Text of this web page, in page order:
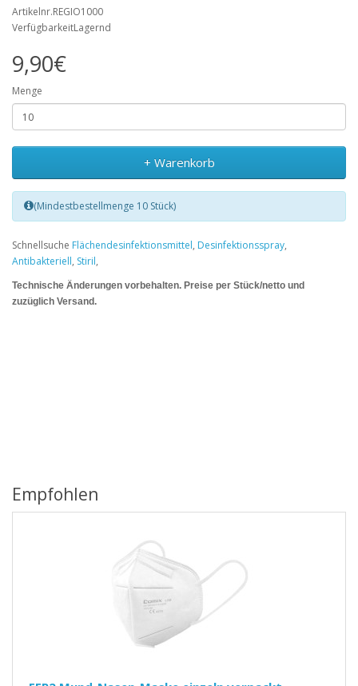
Artikelnr.REGIO1000
VerfügbarkeitLagernd
9,90€
Menge
+ Warenkorb
(Mindestbestellmenge 10 Stück)
Schnellsuche Flächendesinfektionsmittel, Desinfektionsspray,
Antibakteriell, Stiril,
Technische Änderungen vorbeha lten. Preise per Stück/netto und
zuzüglich Versand.
Empfohlen